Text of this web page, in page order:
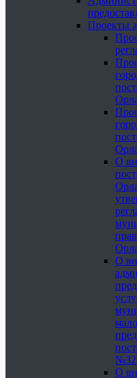
Проекты
О
О
О